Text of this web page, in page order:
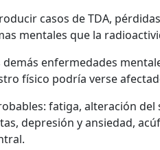
casos de TDA,
mentales que la
demás enfermedades
físico podría verse
fatiga, alteración
depresión y ansiedad,